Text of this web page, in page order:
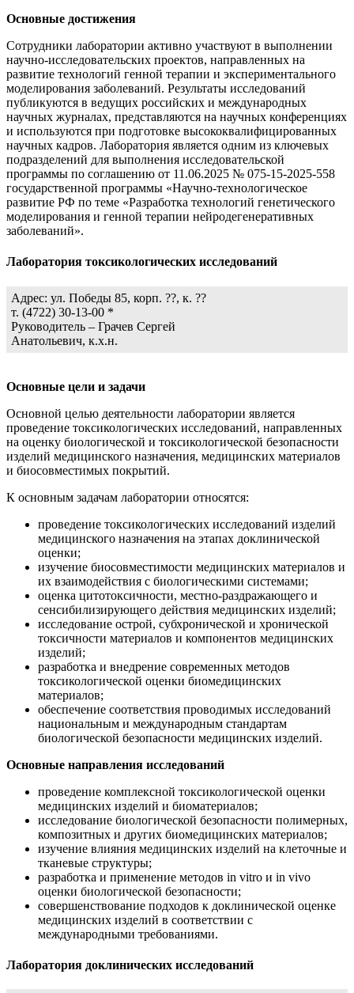
Основные достижения
Сотрудники лаборатории активно участвуют в выполнении
научно-исследовательских проектов, направленных на
развитие технологий генной терапии и экспериментального
моделирования заболеваний. Результаты исследований
публикуются в ведущих российских и международных
научных журналах, представляются на научных конференциях
и используются при подготовке высококвалифицированных
научных кадров. Лаборатория является одним из ключевых
подразделений для выполнения исследовательской
программы по соглашению от 11.06.2025 № 075-15-2025-558
государственной программы «Научно-технологическое
развитие РФ по теме «Разработка технологий генетического
моделирования и генной терапии нейродегенеративных
заболеваний».
Лаборатория токсикологических исследований
Адрес: ул. Победы 85, корп. ??, к. ??
т. (4722) 30-13-00 *
Руководитель – Грачев Сергей
Анатольевич, к.х.н.
Основные цели и задачи
Основной целью деятельности лаборатории является
проведение токсикологических исследований, направленных
на оценку биологической и токсикологической безопасности
изделий медицинского назначения, медицинских материалов
и биосовместимых покрытий.
К основным задачам лаборатории относятся:
проведение токсикологических исследований изделий
медицинского назначения на этапах доклинической
оценки;
изучение биосовместимости медицинских материалов и
их взаимодействия с биологическими системами;
оценка цитотоксичности, местно-раздражающего и
сенсибилизирующего действия медицинских изделий;
исследование острой, субхронической и хронической
токсичности материалов и компонентов медицинских
изделий;
разработка и внедрение современных методов
токсикологической оценки биомедицинских
материалов;
обеспечение соответствия проводимых исследований
национальным и международным стандартам
биологической безопасности медицинских изделий.
Основные направления исследований
проведение комплексной токсикологической оценки
медицинских изделий и биоматериалов;
исследование биологической безопасности полимерных,
композитных и других биомедицинских материалов;
изучение влияния медицинских изделий на клеточные и
тканевые структуры;
разработка и применение методов in vitro и in vivo
оценки биологической безопасности;
совершенствование подходов к доклинической оценке
медицинских изделий в соответствии с
международными требованиями.
Лаборатория доклинических исследований